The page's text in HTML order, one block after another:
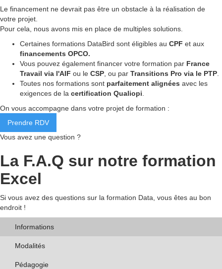
Le financement ne devrait pas être un obstacle à la réalisation de
votre projet.
Pour cela, nous avons mis en place de multiples solutions.
Certaines formations DataBird sont éligibles au CPF et aux
financements OPCO.
Vous pouvez également financer votre formation par France
Travail via l'AIF ou le CSP, ou par Transitions Pro via le PTP.
Toutes nos formations sont parfaitement alignées avec les
exigences de la certification Qualiopi.
On vous accompagne dans votre projet de formation :
Prendre RDV
Vous avez une question ?
La F.A.Q sur notre formation
Excel
Si vous avez des questions sur la formation Data, vous êtes au bon
endroit !
Informations
Modalités
Pédagogie